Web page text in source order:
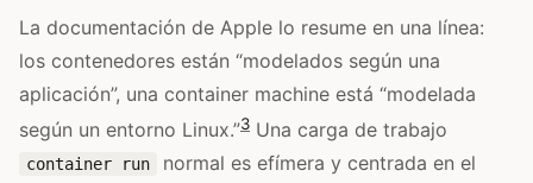
La documentación de Apple lo resume en una línea:
los contenedores están “modelados según una
aplicación”, una container machine está “modelada
según un entorno Linux.”3 Una carga de trabajo
container run
normal es efímera y centrada en el